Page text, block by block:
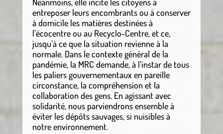
entreposer leurs encombrants ou à conserver
à domicile les matières destinées à
l’écocentre ou au Recyclo-Centre, et ce,
jusqu’à ce que la situation revienne à la
normale. Dans le contexte général de la
pandémie, la MRC demande, à l’instar de tous
les paliers gouvernementaux en pareille
circonstance, la compréhension et la
collaboration des gens. En agissant avec
solidarité, nous parviendrons ensemble à
éviter les dépôts sauvages, si nuisibles à
notre environnement.